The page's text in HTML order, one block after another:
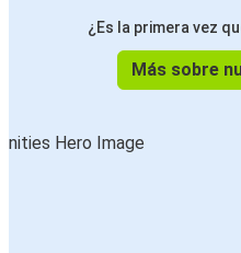
¿Es la primera vez
Más sobre